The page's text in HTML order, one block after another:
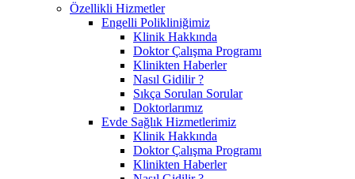
Özellikli Hizmetler
Engelli Polikliniğimiz
Klinik Hakkında
Doktor Çalışma Programı
Klinikten Haberler
Nasıl Gidilir ?
Sıkça Sorulan Sorular
Doktorlarımız
Evde Sağlık Hizmetlerimiz
Klinik Hakkında
Doktor Çalışma Programı
Klinikten Haberler